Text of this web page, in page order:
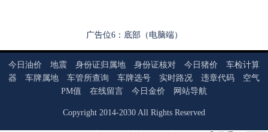
广告位6：底部（电脑端）
今日油价 地震 身份证归属地 身份证核对 今日猪价
车检计算
器
车牌属地 车管所查询 车牌选号 实时路况 违章代码
空气
PM值
在线留言 今日金价 网站导航
Copyright 2014-2030 All Rights Reserved